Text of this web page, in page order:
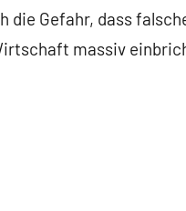
Gefahr, dass
massiv